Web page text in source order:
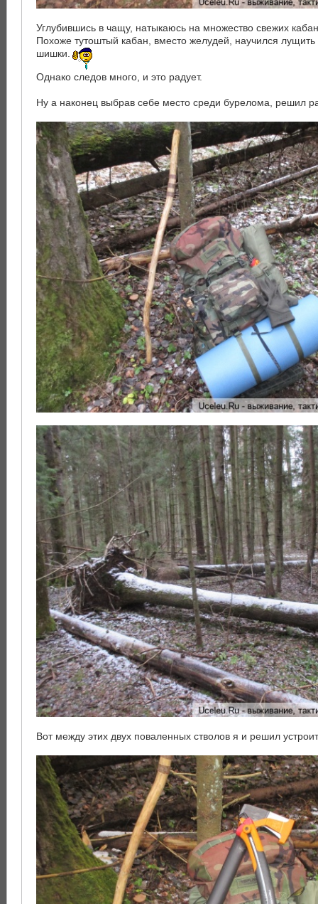
Углубившись в чащу, натыкаюсь на множество свежих
Похоже тутоштый кабан, вместо желудей, научился
шишки.
Однако следов много, и это радует.
Ну а наконец выбрав себе место среди бурелома, решил
Вот между этих двух поваленных стволов я и решил